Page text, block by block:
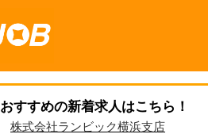
おすすめの新着求人はこちら！
株式会社ランビック横浜支店